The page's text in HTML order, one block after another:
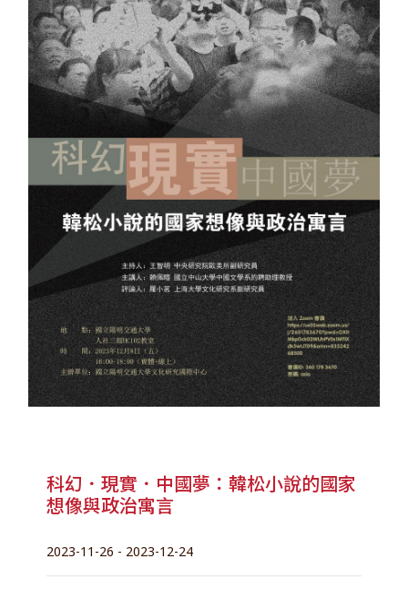
科幻．現實．中國夢：韓松小說的國家
想像與政治寓言
2023-11-26 - 2023-12-24